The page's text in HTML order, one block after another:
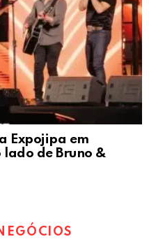
Expojipa em
de Bruno &